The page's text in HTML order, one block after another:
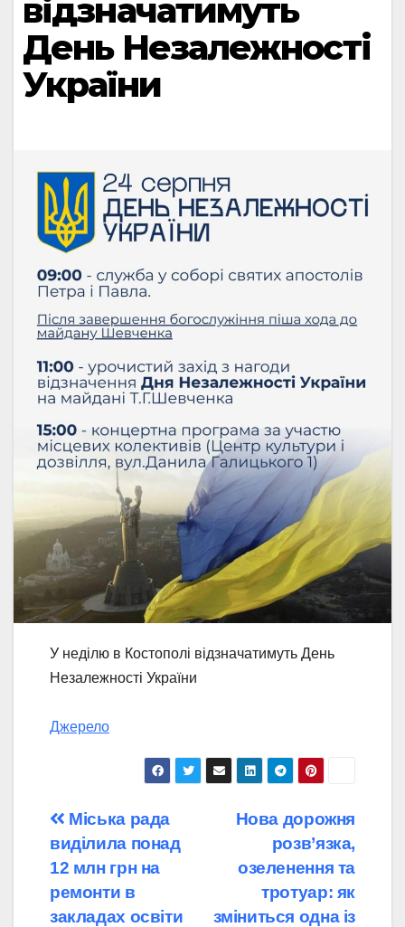
відзначатимуть
День Незалежності
України
У неділю в Костополі відзначатимуть День
Незалежності України
Джерело
Навігація
записів
Нова дорожня
розв’язка,
озеленення та
тротуар: як
зміниться одна із
Міська рада
виділила понад
12 млн грн на
ремонти в
закладах освіти